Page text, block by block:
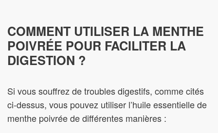
COMMENT UTILISER LA MENTHE
POIVRÉE POUR FACILITER LA
DIGESTION ?
Si vous souffrez de troubles digestifs, comme cités
ci-dessus, vous pouvez utiliser l’huile essentielle de
menthe poivrée de différentes manières :